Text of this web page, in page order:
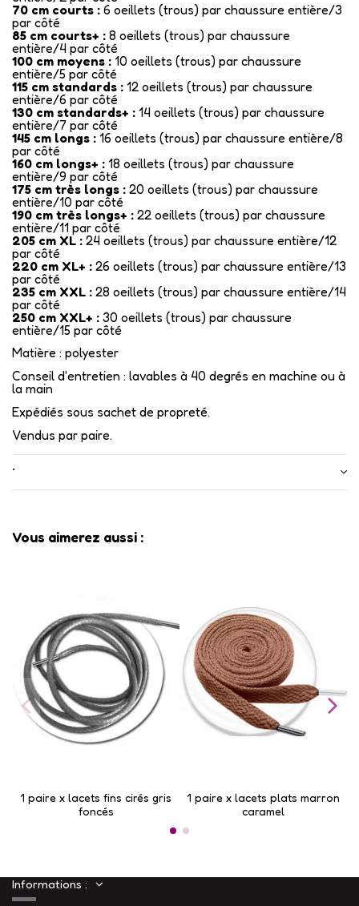
70 cm courts : 6 oeillets (trous) par chaussure entière/3
par côté
85 cm courts+ : 8 oeillets (trous) par chaussure
entière/4 par côté
100 cm moyens : 10 oeillets (trous) par chaussure
entière/5 par côté
115 cm standards : 12 oeillets (trous) par chaussure
entière/6 par côté
130 cm standards+ : 14 oeillets (trous) par chaussure
entière/7 par côté
145 cm longs : 16 oeillets (trous) par chaussure entière/8
par côté
160 cm longs+ : 18 oeillets (trous) par chaussure
entière/9 par côté
175 cm très longs : 20 oeillets (trous) par chaussure
entière/10 par côté
190 cm très longs+ : 22 oeillets (trous) par chaussure
entière/11 par côté
205 cm XL : 24 oeillets (trous) par chaussure entière/12
par côté
220 cm XL+ : 26 oeillets (trous) par chaussure entière/13
par côté
235 cm XXL : 28 oeillets (trous) par chaussure entière/14
par côté
250 cm XXL+ : 30 oeillets (trous) par chaussure
entière/15 par côté
Matière : polyester
Conseil d'entretien : lavables à 40 degrés en machine ou à
la main
Expédiés sous sachet de propreté.
Vendus par paire.
•
Vous aimerez aussi :
1 paire x lacets fins cirés gris
foncés
1 paire x lacets plats marron
caramel
Informations :